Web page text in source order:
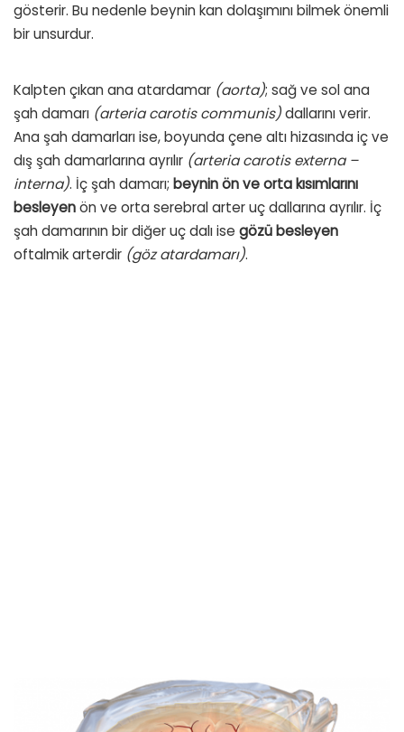
gösterir. Bu nedenle beynin kan dolaşımını bilmek önemli
bir unsurdur.
Kalpten çıkan ana atardamar (aorta); sağ ve sol ana
şah damarı (arteria carotis communis)dallarını verir.
Ana şah damarları ise, boyunda çene altı hizasında iç ve
dış şah damarlarına ayrılır (arteria carotis externa –
interna). İç şah damarı; beynin ön ve orta kısımlarını
besleyenön ve orta serebral arter uç dallarına ayrılır. İç
şah damarının bir diğer uç dalı ise gözü besleyen
oftalmik arterdir (göz atardamarı).